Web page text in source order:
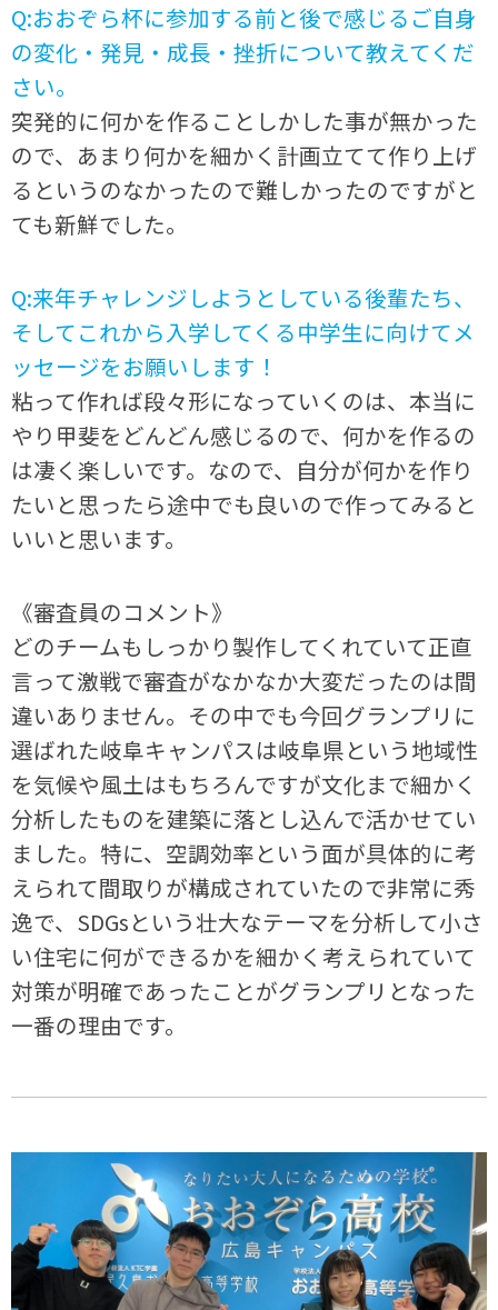
Q:おおぞら杯に参加する前と後で感じるご自身
の変化・発見・成長・挫折について教えてくだ
さい。
突発的に何かを作ることしかした事が無かった
ので、あまり何かを細かく計画立てて作り上げ
るというのなかったので難しかったのですがと
ても新鮮でした。
Q:来年チャレンジしようとしている後輩たち、
そしてこれから入学してくる中学生に向けてメ
ッセージをお願いします！
粘って作れば段々形になっていくのは、本当に
やり甲斐をどんどん感じるので、何かを作るの
は凄く楽しいです。なので、自分が何かを作り
たいと思ったら途中でも良いので作ってみると
いいと思います。
《審査員のコメント》
どのチームもしっかり製作してくれていて正直
言って激戦で審査がなかなか大変だったのは間
違いありません。その中でも今回グランプリに
選ばれた岐阜キャンパスは岐阜県という地域性
を気候や風土はもちろんですが文化まで細かく
分析したものを建築に落とし込んで活かせてい
ました。特に、空調効率という面が具体的に考
えられて間取りが構成されていたので非常に秀
逸で、SDGsという壮大なテーマを分析して小さ
い住宅に何ができるかを細かく考えられていて
対策が明確であったことがグランプリとなった
一番の理由です。